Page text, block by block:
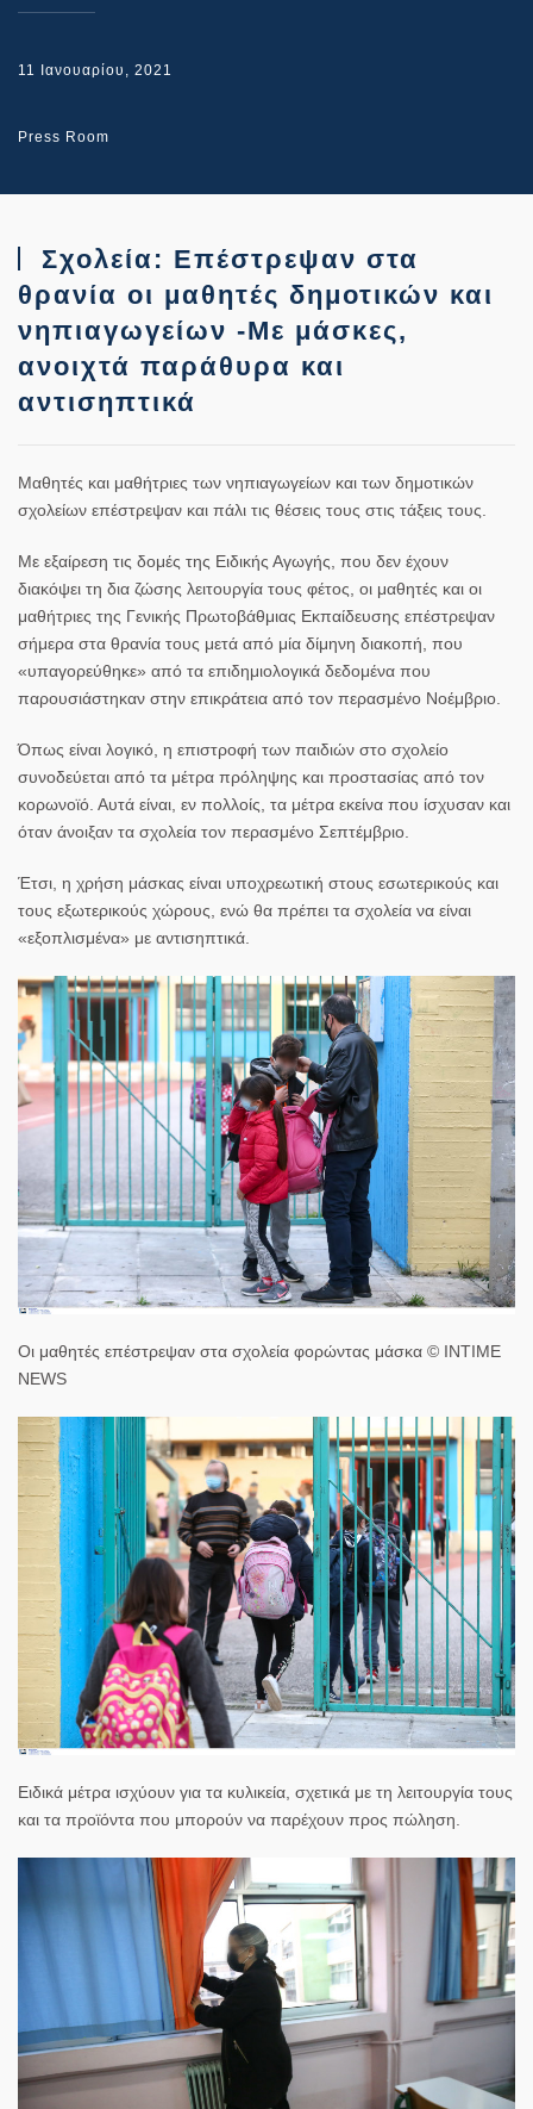
11 Ιανουαρίου, 2021
Press Room
Σχολεία: Επέστρεψαν στα
θρανία οι μαθητές δημοτικών και
νηπιαγωγείων -Με μάσκες,
ανοιχτά παράθυρα και
αντισηπτικά
Μαθητές και μαθήτριες των νηπιαγωγείων και των δημοτικών
σχολείων επέστρεψαν και πάλι τις θέσεις τους στις τάξεις τους.
Με εξαίρεση τις δομές της Ειδικής Αγωγής, που δεν έχουν
διακόψει τη δια ζώσης λειτουργία τους φέτος, οι μαθητές και οι
μαθήτριες της Γενικής Πρωτοβάθμιας Εκπαίδευσης επέστρεψαν
σήμερα στα θρανία τους μετά από μία δίμηνη διακοπή, που
«υπαγορεύθηκε» από τα επιδημιολογικά δεδομένα που
παρουσιάστηκαν στην επικράτεια από τον περασμένο Νοέμβριο.
Όπως είναι λογικό, η επιστροφή των παιδιών στο σχολείο
συνοδεύεται από τα μέτρα πρόληψης και προστασίας από τον
κορωνοϊό. Αυτά είναι, εν πολλοίς, τα μέτρα εκείνα που ίσχυσαν και
όταν άνοιξαν τα σχολεία τον περασμένο Σεπτέμβριο.
Έτσι, η χρήση μάσκας είναι υποχρεωτική στους εσωτερικούς και
τους εξωτερικούς χώρους , ενώ θα πρέπει τα σχολεία να είναι
«εξοπλισμένα» με αντισηπτικά
Οι μαθητές επέστρεψαν στα σχολεία φορώντας μάσκα © INTIME
NEWS
Ειδικά μέτρα ισχύουν για τα κυλικεία, σχετικά με τη λειτουργία τους
και τα προϊόντα που μπορούν να παρέχουν προς πώληση.